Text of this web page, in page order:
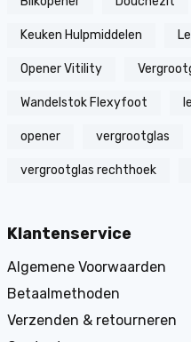
Keuken Hulpmiddelen
Opener Vitility
Wandelstok Flexyfoot
opener vergrootglas
vergrootglas rechthoek
Klantenservice
Algemene Voorwaarden
Betaalmethoden
Verzenden & retourneren